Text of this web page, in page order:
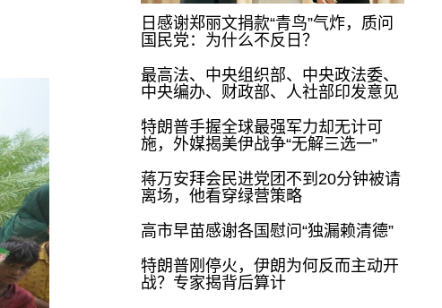
日感谢郑丽文捐款“青鸟”气炸，质问
国民党：为什么不反日？
最高法、中央组织部、中央政法委、
中央编办、财政部、人社部印发意见
特朗普手握全球最强军力却无计可
施，外媒揭美伊战争“无解三选一”
蒋万安拜会民进党团不到20分钟被请
离场，他看穿绿营策略
高市早苗感谢各国慰问“独漏赖清德”
特朗普刚停火，伊朗为何反而主动开
战？专家揭背后算计